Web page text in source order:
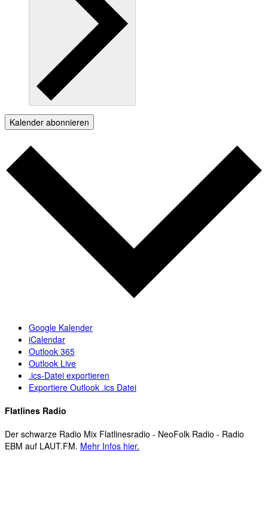
Kalender abonnieren
Google Kalender
iCalendar
Outlook 365
Outlook Live
.ics-Datei exportieren
Exportiere Outlook .ics Datei
Flatlines Radio
Der schwarze Radio Mix Flatlinesradio - NeoFolk Radio - Radio
EBM auf LAUT.FM. Mehr Infos hier.